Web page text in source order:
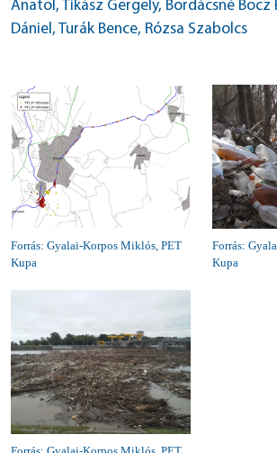
Anatol, Tikász Gergely, Bordácsné Bocz
Dániel, Turák Bence, Rózsa Szabolcs
Forrás: Gyalai-Korpos Miklós, PET
Kupa
Forrás:
Kupa